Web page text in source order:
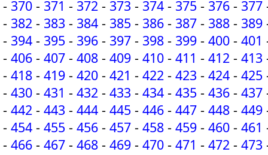
- 370 - 371 - 372 - 373 - 374 - 375 - 376 - 377
- 382 - 383 - 384 - 385 - 386 - 387 - 388 - 389
- 394 - 395 - 396 - 397 - 398 - 399 - 400 - 401
- 406 - 407 - 408 - 409 - 410 - 411 - 412 - 413
- 418 - 419 - 420 - 421 - 422 - 423 - 424 - 425
- 430 - 431 - 432 - 433 - 434 - 435 - 436 - 437
- 442 - 443 - 444 - 445 - 446 - 447 - 448 - 449
- 454 - 455 - 456 - 457 - 458 - 459 - 460 - 461
- 466 - 467 - 468 - 469 - 470 - 471 - 472 - 473